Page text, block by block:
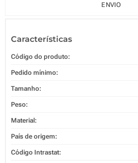
ENVIO
Características
Código do produto:
Pedido mínimo:
Tamanho:
Peso:
Material:
País de origem:
Código Intrastat: